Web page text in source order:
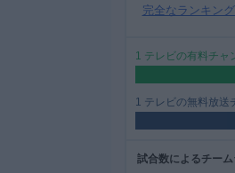
完全なランキング
1 テレビの有料チャ
1 テレビの無料放送
試合数によるチーム